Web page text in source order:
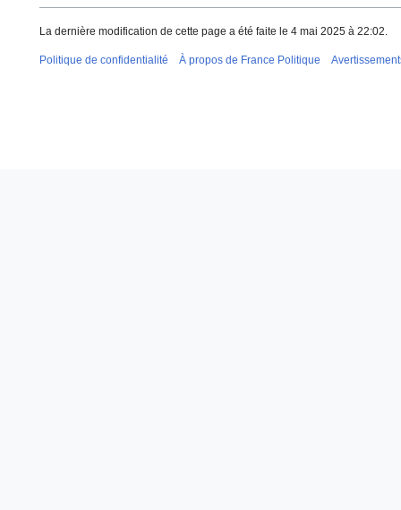
La dernière modification de cette page a été faite le 4 mai 2025 à 22:02.
Politique de confidentialité À propos de France Politique